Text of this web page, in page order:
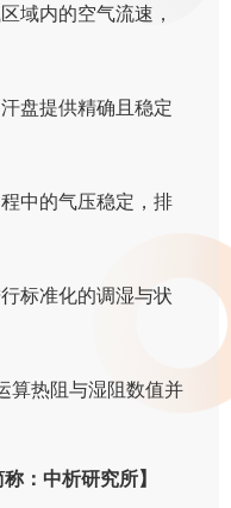
域内的空气流速，
盘提供精确且稳定
中的气压稳定，排
标准化的调湿与状
算热阻与湿阻数值并
：中析研究所】